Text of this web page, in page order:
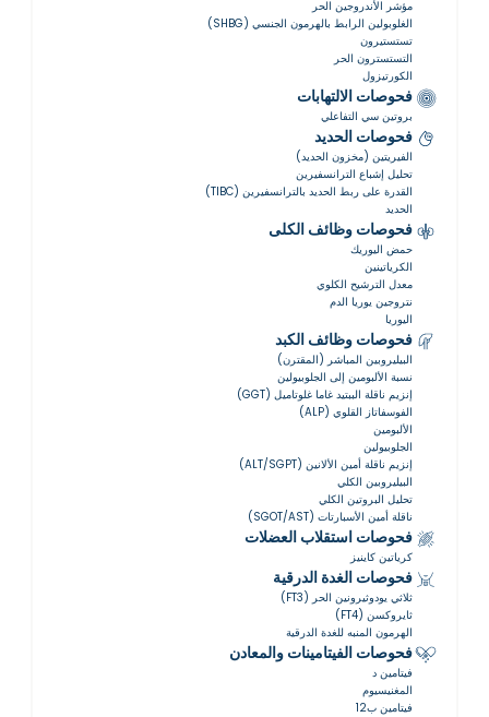
مؤشر الأندروجين الحر
الغلوبولين الرابط بالهرمون الجنسي (SHBG)
تستستيرون
التستسترون الحر
الكورتيزول
فحوصات الالتهابات
بروتين سي التفاعلي
فحوصات الحديد
الفيريتين (مخزون الحديد)
تحليل إشباع الترانسفيرين
القدرة على ربط الحديد بالترانسفيرين (TIBC)
الحديد
فحوصات وظائف الكلى
حمض اليوريك
الكرياتينين
معدل الترشيح الكلوي
نتروجين يوريا الدم
اليوريا
فحوصات وظائف الكبد
البيليروبين المباشر (المقترن)
نسبة الألبومين إلى الجلوبيولين
إنزيم ناقلة الببتيد غاما غلوتاميل (GGT)
الفوسفاتاز القلوي (ALP)
الألبومين
الجلوبيولين
إنزيم ناقلة أمين الألانين (ALT/SGPT)
البيليروبين الكلي
تحليل البروتين الكلي
ناقلة أمين الأسبارتات (SGOT/AST)
فحوصات استقلاب العضلات
كرياتين كاينيز
فحوصات الغدة الدرقية
ثلاثي يودوثيرونين الحر (FT3)
ثايروكسن (FT4)
الهرمون المنبه للغدة الدرقية
فحوصات الفيتامينات والمعادن
فيتامين د
المغنيسيوم
فيتامين ب12